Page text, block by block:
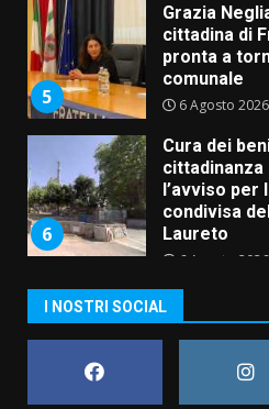
5
Grazia
cittadina di
pronta a
comunale
6 Agosto
6
Cura dei
cittadinanza
l’avviso per
condivisa
Laureto
6 Agosto
assoluta de
Belvedere.
6 Agosto 2026
I NOSTRI SOCIAL